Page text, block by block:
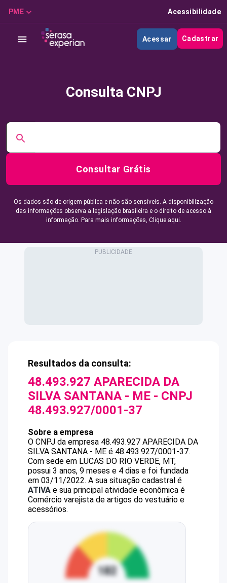
PME Acessibilidade
Acessar Cadastrar
Consulta CNPJ
Consultar Grátis
Os dados são de origem pública e não são sensíveis. A disponibilização
das informações observa a legislação brasileira e o direito de acesso à
informação. Para mais informações, Clique aqui.
Resultados da consulta:
48.493.927 APARECIDA DA
SILVA SANTANA - ME - CNPJ
48.493.927/0001-37
Sobre a empresa
O CNPJ da empresa 48.493.927 APARECIDA DA
SILVA SANTANA - ME é 48.493.927/0001-37.
Com sede em LUCAS DO RIO VERDE, MT,
possui 3 anos, 9 meses e 4 dias e foi fundada
em 03/11/2022. A sua situação cadastral é
ATIVA e sua principal atividade econômica é
Comércio varejista de artigos do vestuário e
acessórios.